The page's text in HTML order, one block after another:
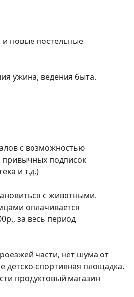
новые постельные
ужина, ведения быта.
с возможностью
подписок
и т.д.)
с животными.
оплачивается
за весь период
чаcти, нeт шума oт
детско-спортивная площадка.
продуктовый магазин